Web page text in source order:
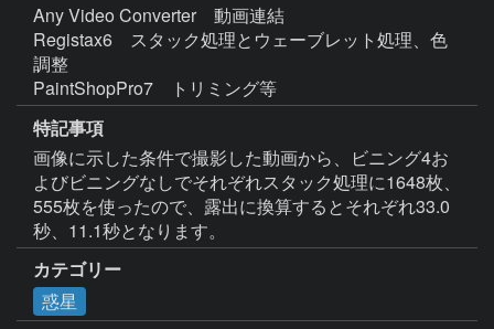
Any Video Converter　動画連結
Registax6　スタック処理とウェーブレット処理、色
調整
PaintShopPro7　トリミング等
特記事項
画像に示した条件で撮影した動画から、ビニング4お
よびビニングなしでそれぞれスタック処理に1648枚、
555枚を使ったので、露出に換算するとそれぞれ33.0
秒、11.1秒となります。
カテゴリー
惑星